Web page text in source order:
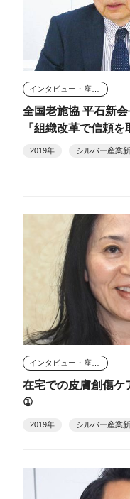
全国老施協 平石新
「組織改革で信頼を
2019年 シルバー産業
在宅での皮膚創傷ケ
①
2019年 シルバー産業